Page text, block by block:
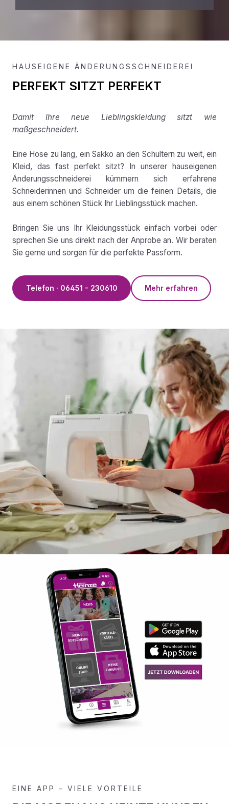
HAUSEIGENE ÄNDERUNGSSCHNEIDEREI
PERFEKT SITZT PERFEKT
Damit Ihre neue Lieblingskleidung sitzt wie
maßgeschneidert.
Eine Hose zu lang, ein Sakko an den Schultern zu weit, ein
Kleid, das fast perfekt sitzt? In unserer hauseigenen
Änderungsschneiderei kümmern sich erfahrene
Schneiderinnen und Schneider um die feinen Details, die
aus einem schönen Stück Ihr Lieblingsstück machen.
Bringen Sie uns Ihr Kleidungsstück einfach vorbei oder
sprechen Sie uns direkt nach der Anprobe an. Wir beraten
Sie gerne und sorgen für die perfekte Passform.
Telefon · 06451 - 230610 Mehr erfahren
EINE APP – VIELE VORTEILE